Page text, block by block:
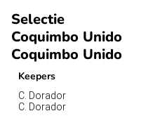
Selectie
Coquimbo Unido
Coquimbo Unido
Keepers
C. Dorador
C. Dorador